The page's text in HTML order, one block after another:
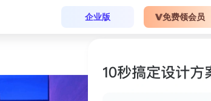
企业版 免费领会员